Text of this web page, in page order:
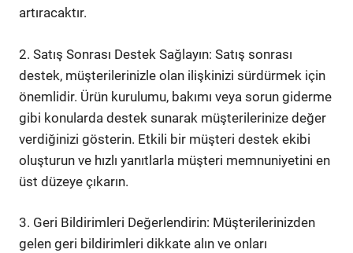
artıracaktır.
2. Satış Sonrası Destek Sağlayın: Satış sonrası
destek, müşterilerinizle olan ilişkinizi sürdürmek için
önemlidir. Ürün kurulumu, bakımı veya sorun giderme
gibi konularda destek sunarak müşterilerinize değer
verdiğinizi gösterin. Etkili bir müşteri destek ekibi
oluşturun ve hızlı yanıtlarla müşteri memnuniyetini en
üst düzeye çıkarın.
3. Geri Bildirimleri Değerlendirin: Müşterilerinizden
gelen geri bildirimleri dikkate alın ve onları